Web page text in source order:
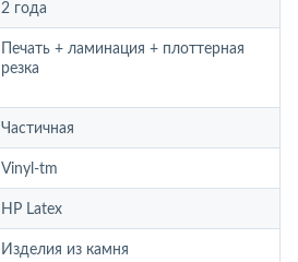
2 года
Печать + ламинация + плоттерная
резка
Частичная
Vinyl-tm
HP Latex
Изделия из камня